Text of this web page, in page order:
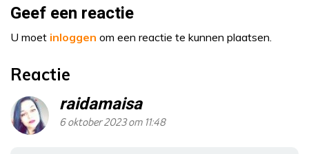
Geef een reactie
U moet inloggen om een reactie te kunnen plaatsen.
Reactie
raidamaisa
6 oktober 2023 om 11:48